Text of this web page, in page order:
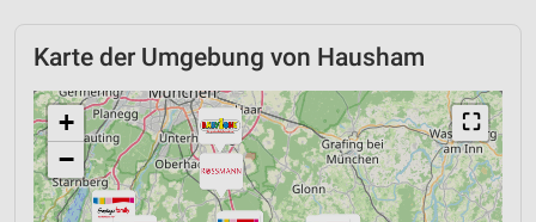
Karte der Umgebung von Hausham
⛶
+
−